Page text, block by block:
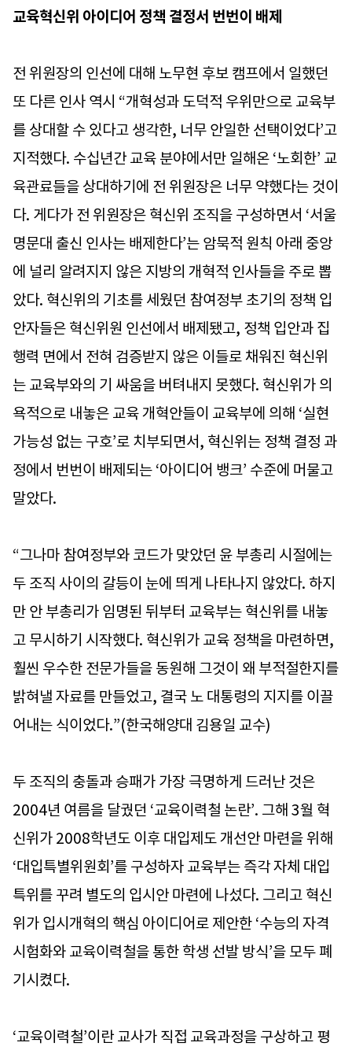
교육혁신위 아이디어 정책 결정서 번번이 배제
전 위원장의 인선에 대해 노무현 후보 캠프에서 일했던
또 다른 인사 역시 “개혁성과 도덕적 우위만으로 교육부
를 상대할 수 있다고 생각한, 너무 안일한 선택이었다’고
지적했다. 수십년간 교육 분야에서만 일해온 ‘노회한’ 교
육관료들을 상대하기에 전 위원장은 너무 약했다는 것이
다. 게다가 전 위원장은 혁신위 조직을 구성하면서 ‘서울
명문대 출신 인사는 배제한다’는 암묵적 원칙 아래 중앙
에 널리 알려지지 않은 지방의 개혁적 인사들을 주로 뽑
았다. 혁신위의 기초를 세웠던 참여정부 초기의 정책 입
안자들은 혁신위원 인선에서 배제됐고, 정책 입안과 집
행력 면에서 전혀 검증받지 않은 이들로 채워진 혁신위
는 교육부와의 기 싸움을 버텨내지 못했다. 혁신위가 의
욕적으로 내놓은 교육 개혁안들이 교육부에 의해 ‘실현
가능성 없는 구호’로 치부되면서, 혁신위는 정책 결정 과
정에서 번번이 배제되는 ‘아이디어 뱅크’ 수준에 머물고
말았다.
“그나마 참여정부와 코드가 맞았던 윤 부총리 시절에는
두 조직 사이의 갈등이 눈에 띄게 나타나지 않았다. 하지
만 안 부총리가 임명된 뒤부터 교육부는 혁신위를 내놓
고 무시하기 시작했다. 혁신위가 교육 정책을 마련하면,
훨씬 우수한 전문가들을 동원해 그것이 왜 부적절한지를
밝혀낼 자료를 만들었고, 결국 노 대통령의 지지를 이끌
어내는 식이었다.”(한국해양대 김용일 교수)
두 조직의 충돌과 승패가 가장 극명하게 드러난 것은
2004년 여름을 달궜던 ‘교육이력철 논란’. 그해 3월 혁
신위가 2008학년도 이후 대입제도 개선안 마련을 위해
‘대입특별위원회’를 구성하자 교육부는 즉각 자체 대입
특위를 꾸려 별도의 입시안 마련에 나섰다. 그리고 혁신
위가 입시개혁의 핵심 아이디어로 제안한 ‘수능의 자격
시험화와 교육이력철을 통한 학생 선발 방식’을 모두 폐
기시켰다.
‘교육이력철’이란 교사가 직접 교육과정을 구상하고 평